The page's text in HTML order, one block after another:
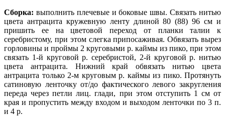
Сборка: выполнить плечевые и боковые швы. Связать нитью
цвета антрацита кружевную ленту длиной 80 (88) 96 см и
пришить ее на цветовой переход от планки талии к
серебристому, при этом слегка припосаживая. Обвязать вырез
горловины и проймы 2 круговыми р. каймы из пико, при этом
связать 1-й круговой р. серебристой, 2-й круговой р. нитью
цвета антрацита. Нижний край обвязать нитью цвета
антрацита только 2-м круговым р. каймы из пико. Протянуть
сатиновую ленточку от/до фактического левого закругления
переда через петли лиц. глади, при этом отступить 1 см от
края и пропустить между входом и выходом ленточки по 3 п.
и 4 р.